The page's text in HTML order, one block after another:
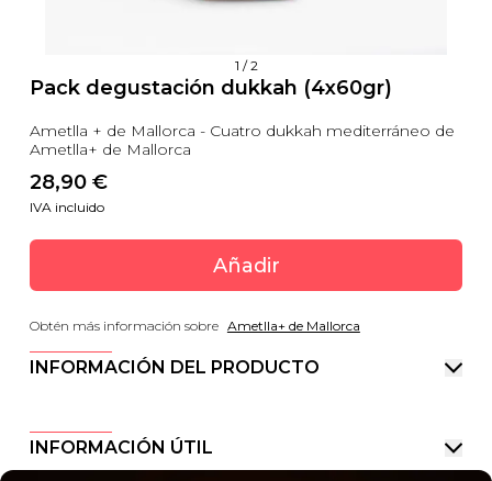
1 /2
Pack degustación dukkah (4x60gr)
Ametlla + de Mallorca - Cuatro dukkah mediterráneo de
Ametlla+ de Mallorca
28,90 €
IVA incluido
Añadir
Obtén más información sobre Ametlla+ de Mallorca
INFORMACIÓN DEL PRODUCTO
INFORMACIÓN ÚTIL